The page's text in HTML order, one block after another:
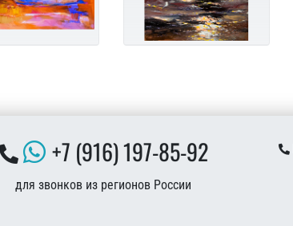
+7 (916) 197-85-92
для звонков из регионов России